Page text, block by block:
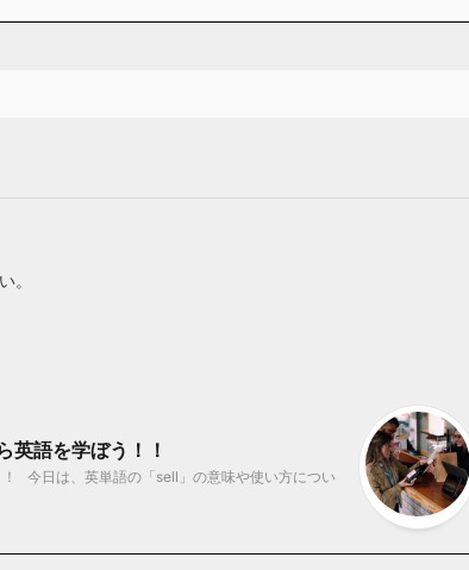
。
英語を学ぼう！！
日は、英単語の「sell」の意味や使い方につい